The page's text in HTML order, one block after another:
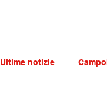
Ultime notizie